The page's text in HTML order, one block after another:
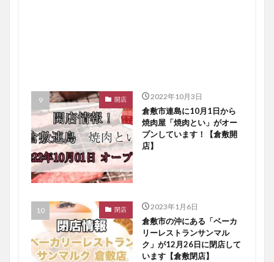
開店 2022年10月3日
倉敷市連島に10月1日から
焼肉屋「焼肉とい」がオー
プンしています！【倉敷開
店】
閉店 2023年1月6日
倉敷市の沖にある「ベーカ
リーレストランサンマル
ク」が12月26日に閉店して
います【倉敷閉店】